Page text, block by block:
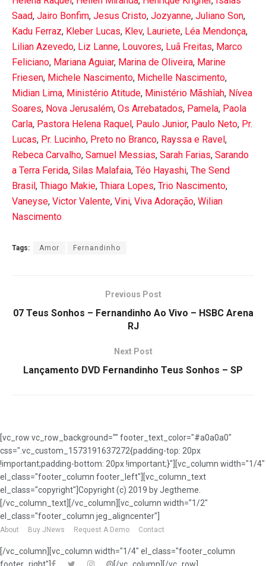
Saad, Jairo Bonfim, Jesus Cristo, Jozyanne, Juliano Son,
Kadu Ferraz, Kleber Lucas, Klev, Lauriete, Léa Mendonça,
Lilian Azevedo, Liz Lanne, Louvores, Luã Freitas, Marco
Feliciano, Mariana Aguiar, Marina de Oliveira, Marine
Friesen, Michele Nascimento, Michelle Nascimento,
Midian Lima, Ministério Atitude, Ministério Mãshîah, Nívea
Soares, Nova Jerusalém, Os Arrebatados, Pamela, Paola
Carla, Pastora Helena Raquel, Paulo Junior, Paulo Neto, Pr.
Lucas, Pr. Lucinho, Preto no Branco, Rayssa e Ravel,
Rebeca Carvalho, Samuel Messias, Sarah Farias, Sarando
a Terra Ferida, Silas Malafaia, Téo Hayashi, The Send
Brasil, Thiago Makie, Thiara Lopes, Trio Nascimento,
Vaneyse, Victor Valente, Vini, Viva Adoração, Wilian
Nascimento
Tags: Amor Fernandinho
Previous Post
07 Teus Sonhos – Fernandinho Ao Vivo – HSBC Arena
RJ
Next Post
Lançamento DVD Fernandinho Teus Sonhos – SP
[vc_row vc_row_background="" footer_text_color="#a0a0a0"
css=".vc_custom_1573191637272{padding-top: 20px
!important;padding-bottom: 20px !important;}"][vc_column width="1/4"
el_class="footer_column footer_left"][vc_column_text
el_class="copyright"]Copyright (c) 2019 by Jegtheme.
[/vc_column_text][/vc_column][vc_column width="1/2"
el_class="footer_column jeg_aligncenter"]
About Buy JNews Request A Demo Contact
[/vc_column][vc_column width="1/4" el_class="footer_column
footer_right"]
[/vc_column][/vc_row]